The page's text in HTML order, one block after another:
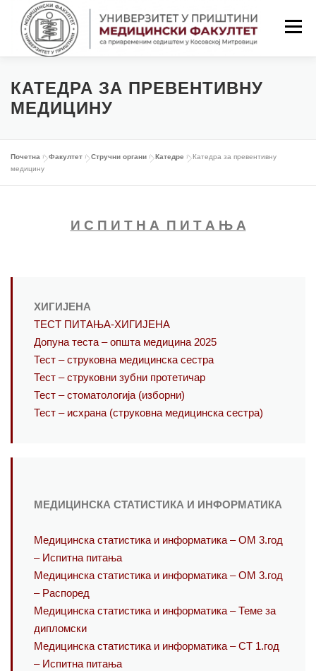
Скочи
садржај
ПОЧЕТНА ФАКУЛТЕТ СТУДИЈЕ
КАТЕДРА ЗА ПРЕВЕНТИВНУ
МЕДИЦИНУ
Почетна »Факултет »Стручни органи »Катедре »Катедра за превентивну
медицину
И С П И Т Н А П И Т А Њ А
ХИГИЈЕНА
ТЕСТ ПИТАЊА-ХИГИЈЕНА
Допуна теста – општа медицина 2025
Тест – струковна медицинска сестра
Тест – струковни зубни протетичар
Тест – стоматологија (изборни)
Тест – исхрана (струковна медицинска сестра)
МЕДИЦИНСКА СТАТИСТИКА И ИНФОРМАТИКА
Медицинска статистика и информатика – ОМ 3.год
– Испитна питања
Медицинска статистика и информатика – ОМ 3.год
– Распоред
Медицинска статистика и информатика – Теме за
дипломски
Медицинска статистика и информатика – СТ 1.год
– Испитна питања